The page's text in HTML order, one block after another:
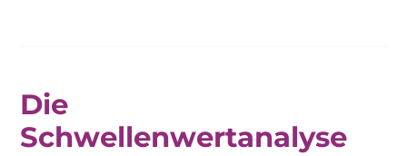
Die
Schwellenwertanalyse